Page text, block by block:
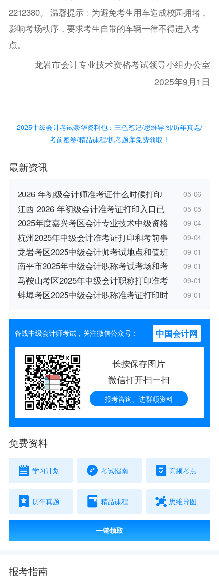
2212380。 温馨提示：为避免考生用车造成校园拥堵，
影响考场秩序，要求考生自带的车辆一律不得进入考
点。
龙岩市会计专业技术资格考试领导小组办公室
2025年9月1日
2025中级会计考试豪华资料包：三色笔记/思维导图/历年真题/
考前密卷/精品课程/机考题库免费领取！
最新资讯
2026 年初级会计师准考证什么时候打印 05-06
江西 2026 年初级会计准考证打印入口已 05-05
2025年度嘉兴考区会计专业技术中级资格 09-04
杭州2025年中级会计准考证打印和考前事 09-04
龙岩考区2025中级会计师考试地点和值班 09-01
南平市2025年中级会计职称考试考场和考 09-01
马鞍山考区2025年中级会计职称打印准考 09-01
蚌埠考区2025中级会计职称准考证打印时 09-01
备战中级会计师考试，关注微信公众号： 中国会计网
长按保存图片
微信打开扫一扫
报考咨询、进群领资料
免费资料
学习计划 考试指南 高频考点
历年真题 精品课程 思维导图
一键领取
报考指南